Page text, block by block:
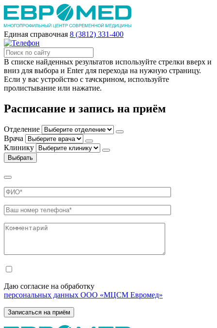
Единая справочная 8 (3812) 331-400
В списке найденных результатов используйте стрелки вверх и
вниз для выбора и Enter для перехода на нужную страницу.
Если у вас устройство с тачскрином, используйте
пролистывание или нажатие.
Расписание и запись на приём
Отделение
Врача
Клинику
Выбрать
Даю согласие на обработку
персональных данных ООО «МЦСМ Евромед»